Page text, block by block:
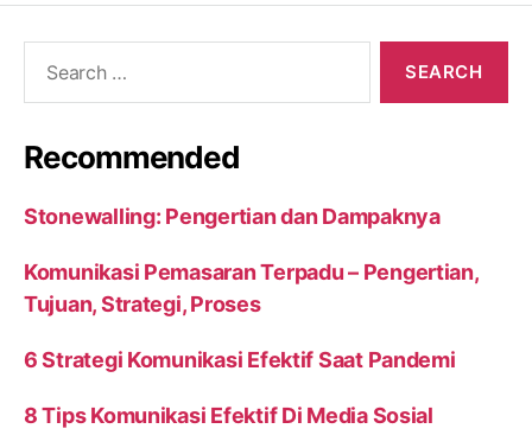
Recommended
Stonewalling: Pengertian dan Dampaknya
Komunikasi Pemasaran Terpadu – Pengertian,
Tujuan, Strategi, Proses
6 Strategi Komunikasi Efektif Saat Pandemi
8 Tips Komunikasi Efektif Di Media Sosial